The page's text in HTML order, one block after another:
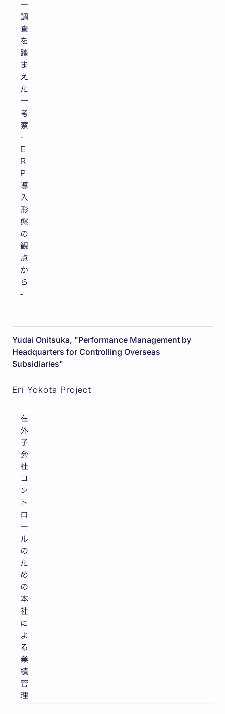
ー
調
査
を
踏
ま
え
た
一
考
察
-
E
R
P
導
入
形
態
の
観
点
か
ら
-
Yudai Onitsuka, "Performance Management by
Headquarters for Controlling Overseas
Subsidiaries"
Eri Yokota Project
在
外
子
会
社
コ
ン
ト
ロ
ー
ル
の
た
め
の
本
社
に
よ
る
業
績
管
理